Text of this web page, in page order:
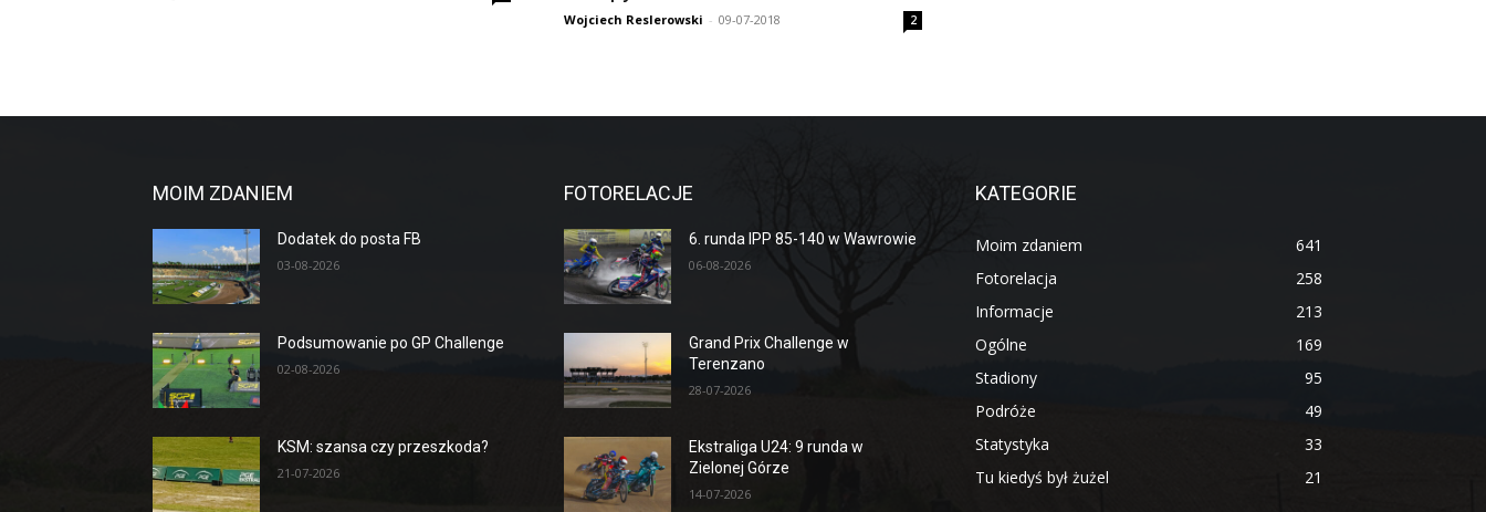
Wojciech Reslerowski - 09-07-2018 2
MOIM ZDANIEM
Dodatek do posta FB
03-08-2026
Podsumowanie po GP Challenge
02-08-2026
KSM: szansa czy przeszkoda?
21-07-2026
FOTORELACJE
6. runda IPP 85-140 w Wawrowie
06-08-2026
Grand Prix Challenge w
Terenzano
28-07-2026
Ekstraliga U24: 9 runda w
Zielonej Górze
14-07-2026
KATEGORIE
Moim zdaniem
641
Fotorelacja
258
Informacje
213
Ogólne
169
Stadiony
95
Podróże
49
Statystyka
33
Tu kiedyś był żużel
21